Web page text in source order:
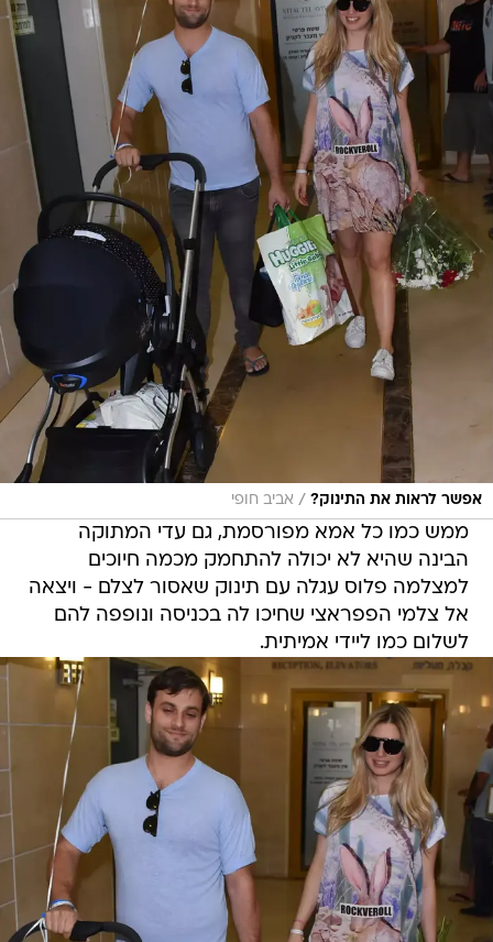
אפשר לראות את התינוק? / אביב חופי
ממש כמו כל אמא מפורסמת, גם עדי המתוקה
הבינה שהיא לא יכולה להתחמק מכמה חיוכים
למצלמה פלוס עגלה עם תינוק שאסור לצלם - ויצאה
אל צלמי הפפראצי שחיכו לה בכניסה ונופפה להם
לשלום כמו ליידי אמיתית.